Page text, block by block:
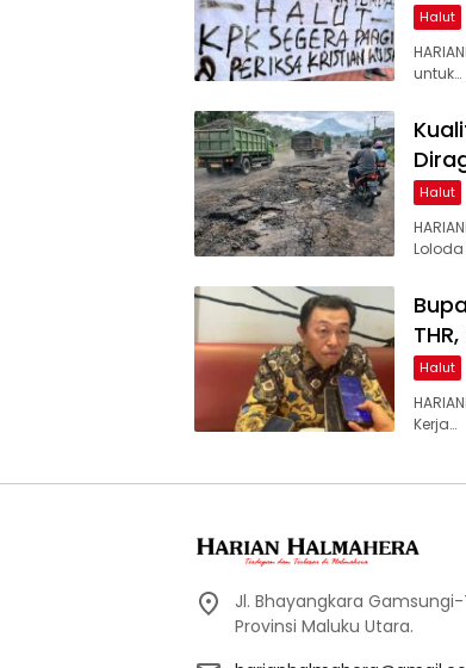
Halut
untuk…
Halut
Loloda
Halut
Kerja…
Jl. Bhayangkara
Provinsi Maluku Utara.